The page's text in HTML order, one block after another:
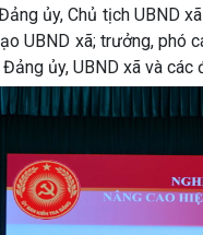
ủy, Chủ tịch UBND
UBND xã; trưởng, phó
ủy, UBND xã và